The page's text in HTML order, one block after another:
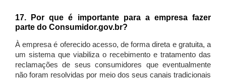
17. Por que é importante para a empresa fazer
parte do Consumidor.gov.br?
À empresa é oferecido acesso, de forma direta e gratuita, a
um sistema que viabiliza o recebimento e tratamento das
reclamações de seus consumidores que eventualmente
não foram resolvidas por meio dos seus canais tradicionais